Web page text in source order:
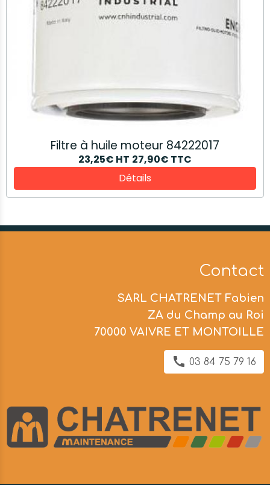
Filtre à huile moteur 84222017
23,25€ HT 27,90€ TTC
Détails
Contact
SARL CHATRENET Fabien
ZA du Champ au Roi
70000 VAIVRE ET MONTOILLE
03 84 75 79 16